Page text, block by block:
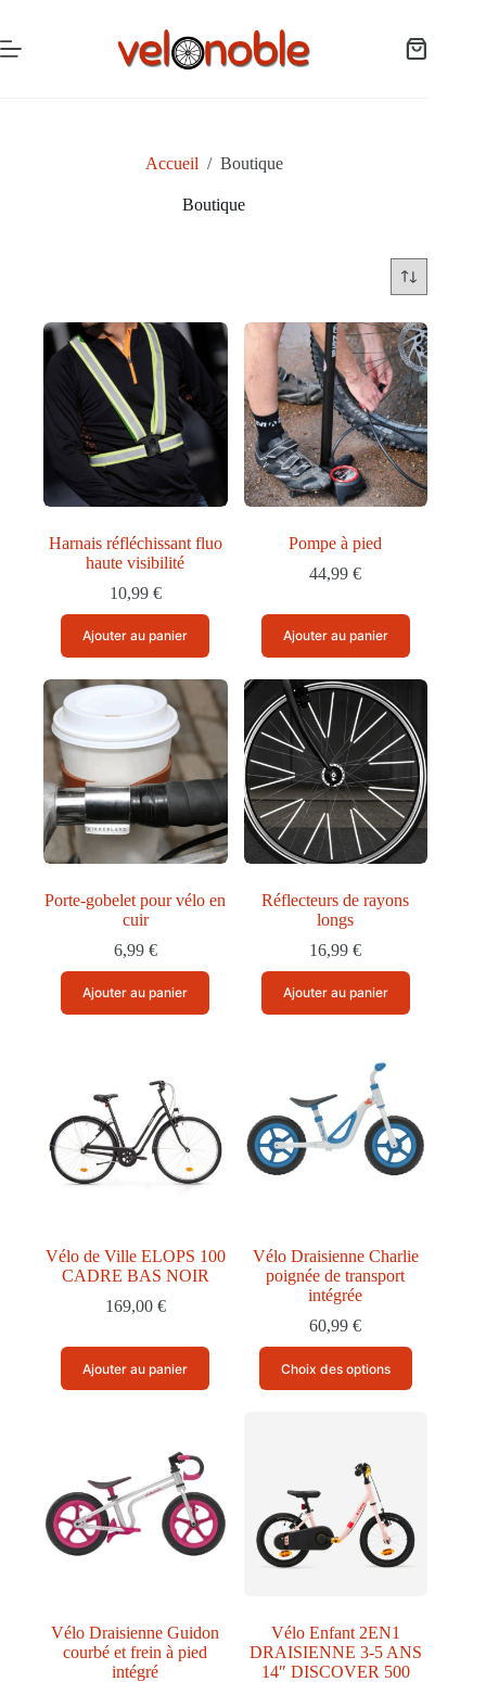
contenu
Panier
Accueil / Boutique
Boutique
Harnais réfléchissant fluo
haute visibilité
10,99 €
Ajouter au panier
Pompe à pied
44,99€
Ajouter au panier
Porte-gobelet pour vélo en
cuir
6,99 €
Ajouter au panier
Réflecteurs de rayons
longs
16,99€
Ajouter au panier
Vélo de Ville ELOPS 100
CADRE BAS NOIR
169,00 €
Ajouter au panier
Vélo Draisienne Charlie
poignée de transport
intégrée
60,99€
Choix des options
produit
a
options
peuvent
être
choisies
sur
produit
Vélo Draisienne Guidon
courbé et frein à pied
intégré
Vélo Enfant 2EN1
DRAISIENNE 3-5 ANS
14″ DISCOVER 500